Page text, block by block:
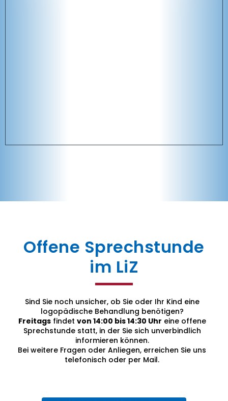
Offene Sprechstunde
im LiZ
Sind Sie noch unsicher, ob Sie oder Ihr Kind eine
logopädische Behandlung benötigen?
Freitagsfindet von 14:00 bis 14:30 Uhr eine offene
Sprechstunde statt, in der Sie sich unverbindlich
informieren können.
Bei weitere Fragen oder Anliegen, erreichen Sie uns
telefonisch oder per Mail.